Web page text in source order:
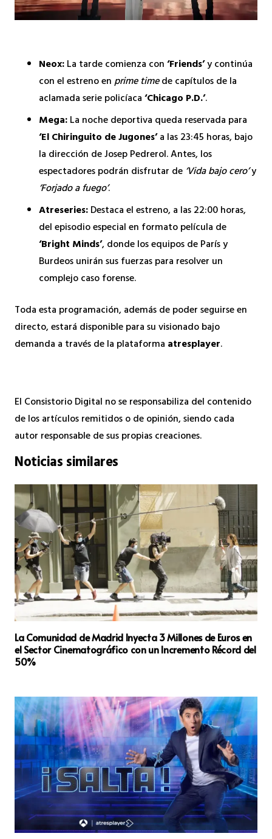
Neox:La tarde comienza con‘Friends’y continúa
con el estreno enprime timede capítulos de la
aclamada serie policíaca‘Chicago P.D.’.
Mega:La noche deportiva queda reservada para
‘El Chiringuito de Jugones’a las 23:45 horas, bajo
la dirección de Josep Pedrerol. Antes, los
espectadores podrán disfrutar de ‘Vida bajo cero’y
‘Forjado a fuego’.
Atreseries:Destaca el estreno, a las 22:00 horas,
del episodio especial en formato película de
‘Bright Minds’, donde los equipos de París y
Burdeos unirán sus fuerzas para resolver un
complejo caso forense.
Toda esta programación, además de poder seguirse en
directo, estará disponible para su visionado bajo
demanda a través de la plataforma atresplayer.
El Consistorio Digital no se responsabiliza del contenido
de los artículos remitidos o de opinión, siendo cada
autor responsable de sus propias creaciones.
Noticias similares
La Comunidad de Madrid Inyecta 3 Millones de Euros en
el Sector Cinematográfico con un Incremento Récord del
50%